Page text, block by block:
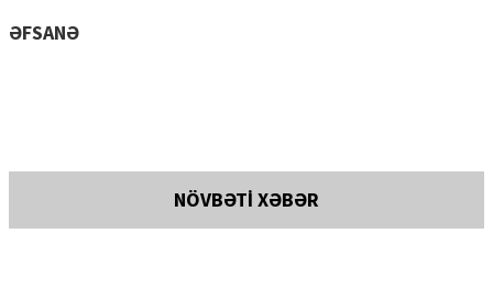
ƏFSANƏ
NÖVBƏTİ XƏBƏR